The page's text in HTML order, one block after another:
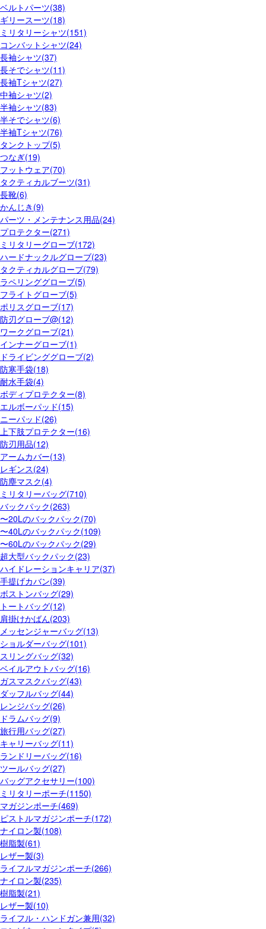
ベルトパーツ(38)
ギリースーツ(18)
ミリタリーシャツ(151)
コンバットシャツ(24)
長袖シャツ(37)
長そでシャツ(11)
長袖Tシャツ(27)
中袖シャツ(2)
半袖シャツ(83)
半そでシャツ(6)
半袖Tシャツ(76)
タンクトップ(5)
つなぎ(19)
フットウェア(70)
タクティカルブーツ(31)
長靴(6)
かんじき(9)
パーツ・メンテナンス用品(24)
プロテクター(271)
ミリタリーグローブ(172)
ハードナックルグローブ(23)
タクティカルグローブ(79)
ラペリンググローブ(5)
フライトグローブ(5)
ポリスグローブ(17)
防刃グローブ@(12)
ワークグローブ(21)
インナーグローブ(1)
ドライビンググローブ(2)
防寒手袋(18)
耐水手袋(4)
ボディプロテクター(8)
エルボーパッド(15)
ニーパッド(26)
上下肢プロテクター(16)
防刃用品(12)
アームカバー(13)
レギンス(24)
防塵マスク(4)
ミリタリーバッグ(710)
バックパック(263)
〜20Lのバックパック(70)
〜40Lのバックパック(109)
〜60Lのバックパック(29)
超大型バックパック(23)
ハイドレーションキャリア(37)
手提げカバン(39)
ボストンバッグ(29)
トートバッグ(12)
肩掛けかばん(203)
メッセンジャーバッグ(13)
ショルダーバッグ(101)
スリングバッグ(32)
ベイルアウトバッグ(16)
ガスマスクバッグ(43)
ダッフルバッグ(44)
レンジバッグ(26)
ドラムバッグ(9)
旅行用バッグ(27)
キャリーバッグ(11)
ランドリーバッグ(16)
ツールバッグ(27)
バッグアクセサリー(100)
ミリタリーポーチ(1150)
マガジンポーチ(469)
ピストルマガジンポーチ(172)
ナイロン製(108)
樹脂製(61)
レザー製(3)
ライフルマガジンポーチ(266)
ナイロン製(235)
樹脂製(21)
レザー製(10)
ライフル・ハンドガン兼用(32)